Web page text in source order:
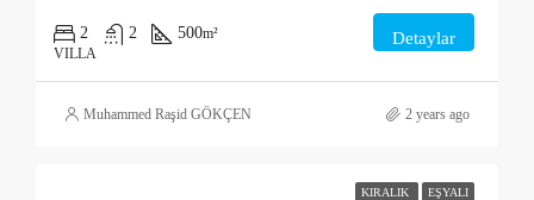
2 2 500m²
VILLA
Detaylar
Muhammed Raşid GÖKÇEN 2 years ago
KIRALIK EŞYALI